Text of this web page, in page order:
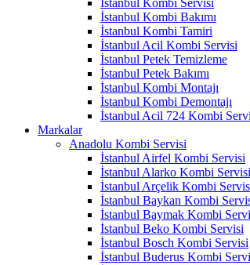
İstanbul Kombi Bakımı
İstanbul Kombi Tamiri
İstanbul Acil Kombi Servisi
İstanbul Petek Temizleme
İstanbul Petek Bakımı
İstanbul Kombi Montajı
İstanbul Kombi Demontajı
İstanbul Acil 724 Kombi
Markalar
Anadolu Kombi Servisi
İstanbul Airfel Kombi Servisi
İstanbul Alarko Kombi Servisi
İstanbul Arçelik Kombi
İstanbul Baykan Kombi
İstanbul Baymak Kombi
İstanbul Beko Kombi Servisi
İstanbul Bosch Kombi Servisi
İstanbul Buderus Kombi